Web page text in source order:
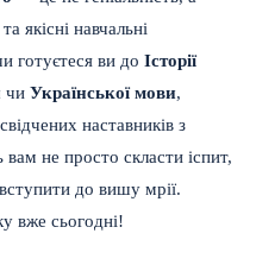
якісні навчальні
готуєтеся ви до Історії
чи Української мови,
наставників з
не просто скласти іспит,
до вишу мрії.
вже сьогодні!